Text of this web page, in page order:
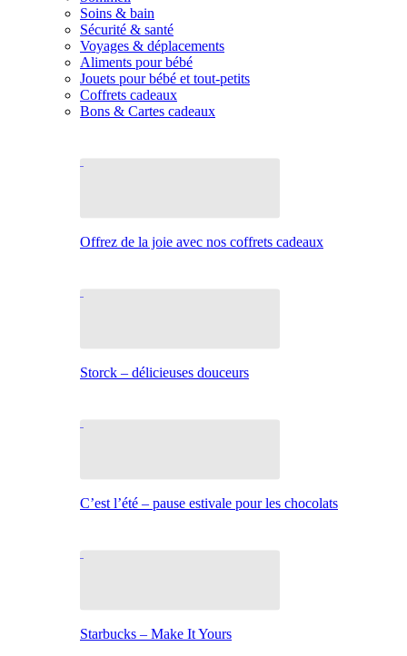
Soins & bain
Sécurité & santé
Voyages & déplacements
Aliments pour bébé
Jouets pour bébé et tout-petits
Coffrets cadeaux
Bons & Cartes cadeaux
Offrez de la joie avec nos coffrets cadeaux
Storck – délicieuses douceurs
C’est l’été – pause estivale pour les chocolats
Starbucks – Make It Yours